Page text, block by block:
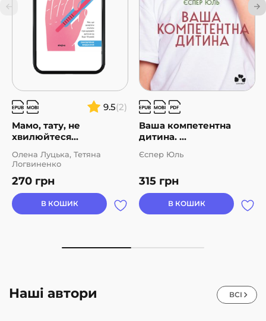
9.5(2)
Мамо, тату, не
хвилюйтеся...
270 грн
Олена Луцька, Тетяна
Логвиненко
В КОШИК
Ваша компетентна
дитина. ...
315 грн
Єспер Юль
В КОШИК
Наші автори ВСІ